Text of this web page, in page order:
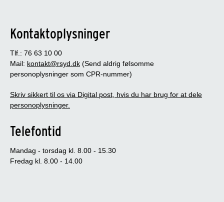
Kontaktoplysninger
Tlf.: 76 63 10 00
Mail: kontakt@rsyd.dk (Send aldrig følsomme
personoplysninger som CPR-nummer)
Skriv sikkert til os via Digital post, hvis du har brug for at dele
personoplysninger.
Telefontid
Mandag - torsdag kl. 8.00 - 15.30
Fredag kl. 8.00 - 14.00